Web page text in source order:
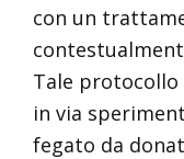
con un
Tale
in via
fegato da